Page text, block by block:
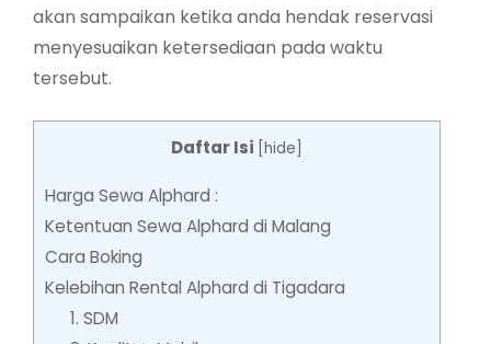
akan sampaikan ketika anda hendak reservasi
menyesuaikan ketersediaan pada waktu
tersebut.
Daftar Isi hide
Harga Sewa Alphard :
Ketentuan Sewa Alphard di Malang
Cara Boking
Kelebihan Rental Alphard di Tigadara
1. SDM